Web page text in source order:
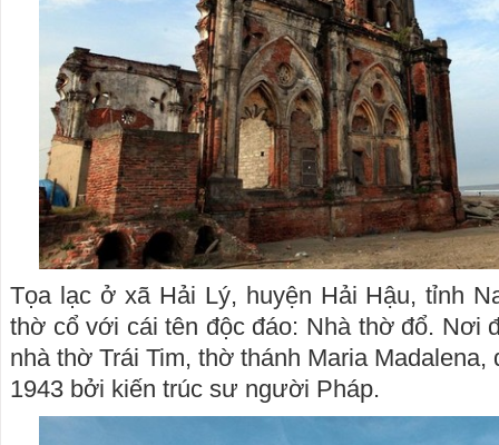
Tọa lạc ở xã Hải Lý, huyện Hải Hậu, tỉnh
thờ cổ với cái tên độc đáo: Nhà thờ đổ. Nơi
nhà thờ Trái Tim, thờ thánh Maria
1943 bởi kiến trúc sư người Pháp.